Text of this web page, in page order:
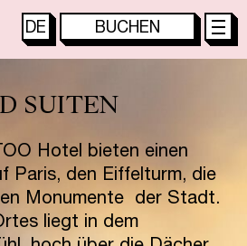
DE
IT
KO
PT
ZH
BUCHEN
TOO TACTAC
E
VBA R
R S L T N
L
SUITEN
Hotel bieten einen
Paris, den Eiffelturm, die
Monumente der Stadt.
liegt in dem